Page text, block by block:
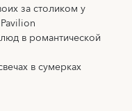
за столиком у
в романтической
в сумерках